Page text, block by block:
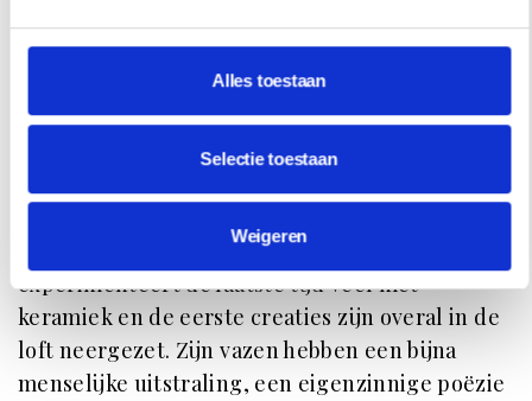
Alles toestaan
Selectie toestaan
Weigeren
De toekomst van
Apparatus
Niet alleen het verleden van de bewoners is
over de toekomst van Apparatus. Anderson
experimenteert de laatste tijd veel met
keramiek en de eerste creaties zijn overal in de
loft neergezet. Zijn vazen hebben een bijna
menselijke uitstraling, een eigenzinnige poëzie